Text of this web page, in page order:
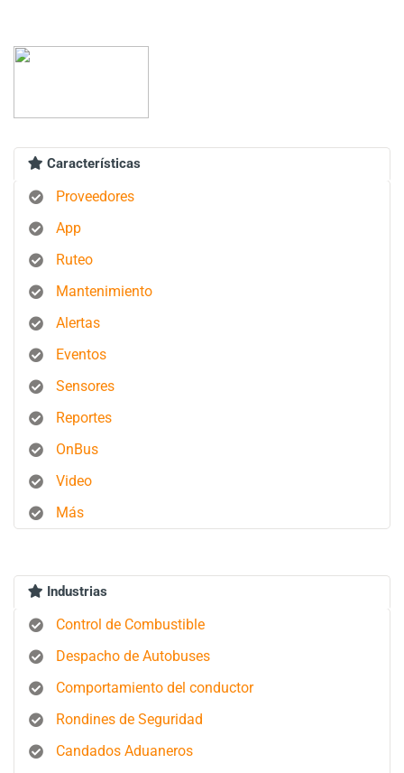
Características
Proveedores
App
Ruteo
Mantenimiento
Alertas
Eventos
Sensores
Reportes
OnBus
Video
Más
Industrias
Control de Combustible
Despacho de Autobuses
Comportamiento del conductor
Rondines de Seguridad
Candados Aduaneros